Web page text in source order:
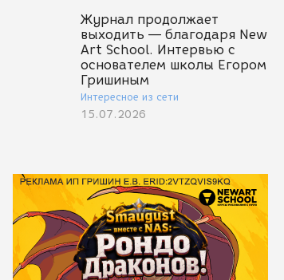
Журнал продолжает
выходить — благодаря New
Art School. Интервью с
основателем школы Егором
Гришиным
Интересное из сети
15.07.2026